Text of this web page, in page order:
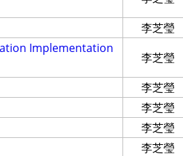
李芝瑩
Implementation
李芝瑩
李芝瑩
李芝瑩
李芝瑩
李芝瑩